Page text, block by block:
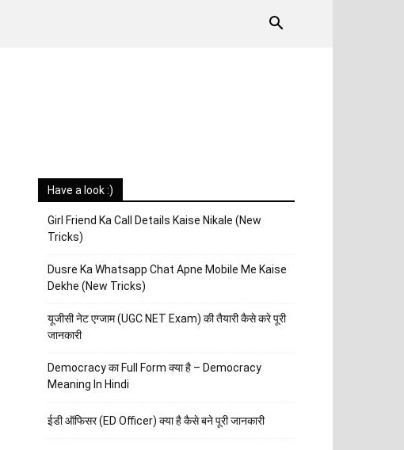
Have a look :)
Girl Friend Ka Call Details Kaise Nikale (New
Tricks)
Dusre Ka Whatsapp Chat Apne Mobile Me Kaise
Dekhe (New Tricks)
यूजीसी नेट एग्जाम (UGC NET Exam) की तैयारी कैसे करे पूरी
जानकारी
Democracy का Full Form क्या है – Democracy
Meaning In Hindi
ईडी ऑफिसर (ED Officer) क्या है कैसे बने पूरी जानकारी